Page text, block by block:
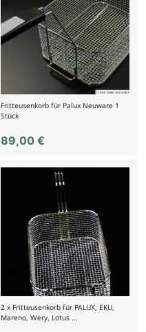
Fritteusenkorb für Palux Neuware 1
Stück
89,00€
2 x Fritteusenkorb für PALUX, EKU,
Mareno, Wery, Lotus …